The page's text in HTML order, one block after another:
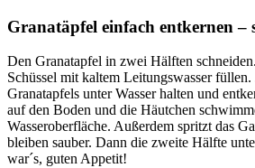
Granatäpfel einfach entkernen –
Den Granatapfel in zwei Hälften
Schüssel mit kaltem Leitungswasser
Granatapfels unter Wasser halten und
auf den Boden und die Häutchen
Wasseroberfläche. Außerdem spritzt das
bleiben sauber. Dann die zweite Hälfte
war´s, guten Appetit!